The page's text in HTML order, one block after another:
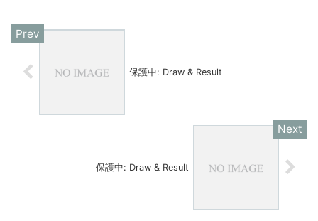
保護中: Draw & Result
保護中: Draw & Result